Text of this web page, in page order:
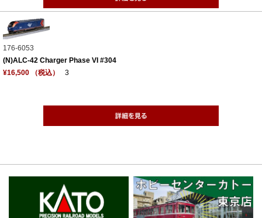
176-6053
(N)ALC-42 Charger Phase VI #304
¥16,500 （税込）
3